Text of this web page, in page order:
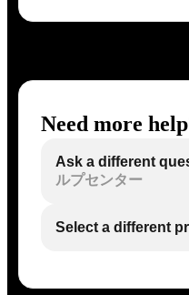
Need more
Ask a different
ルプセンター
Select a different